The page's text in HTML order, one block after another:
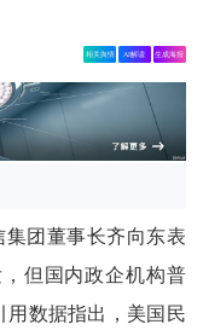
相关舆情 AI解读 生成海报
团董事长齐向东表
但国内政企机构普
用数据指出，美国民